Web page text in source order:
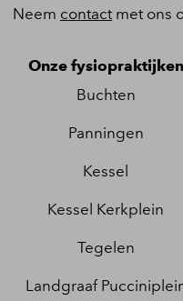
Neem contact met ons
Onze fysiopraktijken
Buchten
Panningen
Kessel
Kessel Kerkplein
Tegelen
Landgraaf